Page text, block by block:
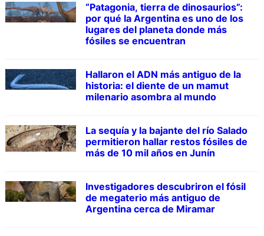
“Patagonia, tierra de dinosaurios”:
por qué la Argentina es uno de los
lugares del planeta donde más
fósiles se encuentran
Hallaron el ADN más antiguo de la
historia: el diente de un mamut
milenario asombra al mundo
La sequía y la bajante del río Salado
permitieron hallar restos fósiles de
más de 10 mil años en Junín
Investigadores descubriron el fósil
de megaterio más antiguo de
Argentina cerca de Miramar